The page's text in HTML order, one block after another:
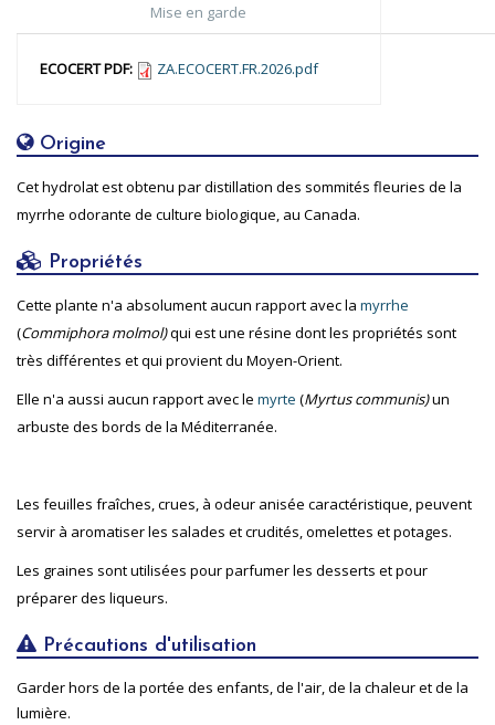
Mise en garde
ECOCERT PDF: ZA.ECOCERT.FR.2026.pdf
Origine
Cet hydrolat est obtenu par distillation des sommités fleuries de la
myrrhe odorante de culture biologique, au Canada.
Propriétés
Cette plante n'a absolument aucun rapport avec la myrrhe
(Commiphora molmol)qui est une résine dont les propriétés sont
très différentes et qui provient du Moyen-Orient.
Elle n'a aussi aucun rapport avec le myrte (Myrtus communis)un
arbuste des bords de la Méditerranée.
Les feuilles fraîches, crues, à odeur anisée caractéristique, peuvent
servir à aromatiser les salades et crudités, omelettes et potages.
Les graines sont utilisées pour parfumer les desserts et pour
préparer des liqueurs.
Précautions d'utilisation
Garder hors de la portée des enfants, de l'air, de la chaleur et de la
lumière.